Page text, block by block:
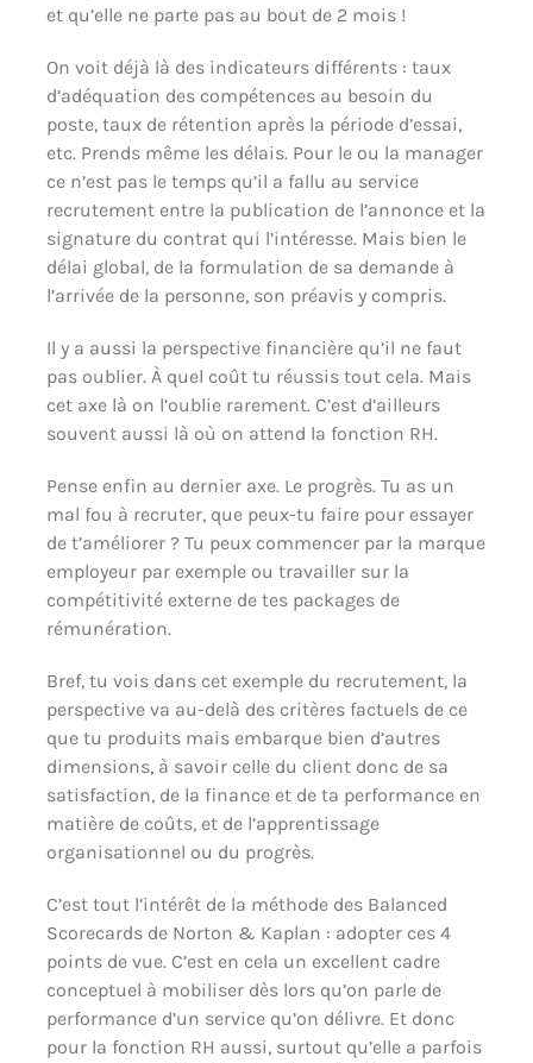
et qu’elle ne parte pas au bout de 2 mois !
On voit déjà là des indicateurs différents : taux
d’adéquation des compétences au besoin du
poste, taux de rétention après la période d’essai,
etc. Prends même les délais. Pour le ou la manager
ce n’est pas le temps qu’il a fallu au service
recrutement entre la publication de l’annonce et la
signature du contrat qui l’intéresse. Mais bien le
délai global, de la formulation de sa demande à
l’arrivée de la personne, son préavis y compris.
Il y a aussi la perspective financière qu’il ne faut
pas oublier. À quel coût tu réussis tout cela. Mais
cet axe là on l’oublie rarement. C’est d’ailleurs
souvent aussi là où on attend la fonction RH.
Pense enfin au dernier axe. Le progrès. Tu as un
mal fou à recruter, que peux-tu faire pour essayer
de t’améliorer ? Tu peux commencer par la marque
employeur par exemple ou travailler sur la
compétitivité externe de tes packages de
rémunération.
Bref, tu vois dans cet exemple du recrutement, la
perspective va au-delà des critères factuels de ce
que tu produits mais embarque bien d’autres
dimensions, à savoir celle du client donc de sa
satisfaction, de la finance et de ta performance en
matière de coûts, et de l’apprentissage
organisationnel ou du progrès.
C’est tout l’intérêt de la méthode des Balanced
Scorecards de Norton & Kaplan : adopter ces 4
points de vue. C’est en cela un excellent cadre
conceptuel à mobiliser dès lors qu’on parle de
performance d’un service qu’on délivre. Et donc
pour la fonction RH aussi, surtout qu’elle a parfois